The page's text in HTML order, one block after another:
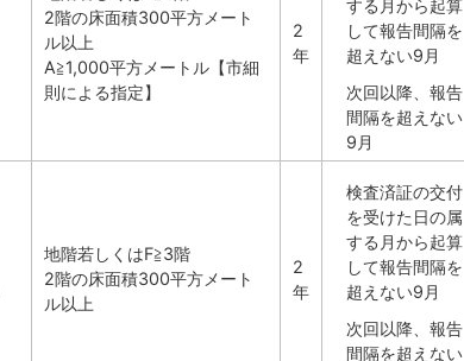
2階の床面積300平方メート
ル以上
A≧1,000平方メートル【市細
則による指定】
2
年
する月から起算
して報告間隔を
超えない9月
次回以降、報告
間隔を超えない
9月
地階若しくはF≧3階
2階の床面積300平方メート
ル以上
2
年
検査済証の交付
を受けた日の属
する月から起算
して報告間隔を
超えない9月
次回以降、報告
間隔を超えない